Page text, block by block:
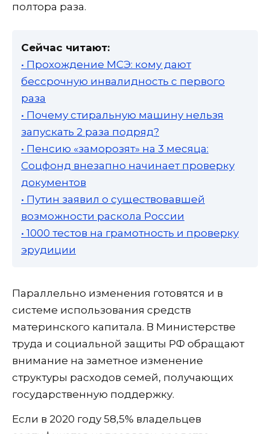
полтора раза.
Сейчас читают:
• Прохождение МСЭ: кому дают
бессрочную инвалидность с первого
раза
• Почему стиральную машину нельзя
запускать 2 раза подряд?
• Пенсию «заморозят» на 3 месяца:
Соцфонд внезапно начинает проверку
документов
• Путин заявил о существовавшей
возможности раскола России
• 1000 тестов на грамотность и проверку
эрудиции
Параллельно изменения готовятся и в
системе использования средств
материнского капитала. В Министерстве
труда и социальной защиты РФ обращают
внимание на заметное изменение
структуры расходов семей, получающих
государственную поддержку.
Если в 2020 году 58,5% владельцев